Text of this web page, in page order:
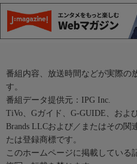
番組内容、放送時間などが実際の
す。
番組データ提供元：IPG Inc.
TiVo、Gガイド、G-GUIDE、およ
Brands LLCおよび／またはその関
たは登録商標です。
このホームページに掲載している